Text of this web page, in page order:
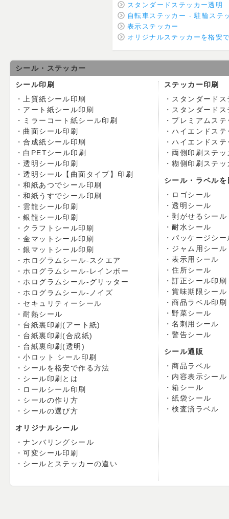
スタンダードステッカー透明
自転車ステッカー - 駐輪ステ
表示ステッカー
オリジナルステッカーを格安
シール・ステッカー
シール印刷
上質紙シール印刷
アート紙シール印刷
ミラーコート紙シール印刷
曲面シール印刷
合成紙シール印刷
白PETシール印刷
透明シール印刷
透明シール【曲面タイプ】印刷
和紙あつでシール印刷
和紙うすでシール印刷
雲龍シール印刷
銀龍シール印刷
クラフトシール印刷
金マットシール印刷
銀マットシール印刷
ホログラムシール-スクエア
ホログラムシール-レインボー
ホログラムシール-グリッター
ホログラムシール-ノイズ
セキュリティーシール
耐熱シール
台紙裏印刷(アート紙)
台紙裏印刷(合成紙)
台紙裏印刷(透明)
小ロット シール印刷
シールを格安で作る方法
シール印刷とは
ロールシール印刷
シールの作り方
シールの選び方
オリジナルシール
ナンバリングシール
可変シール印刷
シールとステッカーの違い
ステッカー印刷
スタンダード
スタンダード
プレミアムステ
ハイエンドステ
ハイエンドス
両側印刷ステッ
糊側印刷ステッ
シール・ラベル
ロゴシール
透明シール
剥がせるシール
耐水シール
パッケージシー
ジャム用シール
表示用シール
住所シール
訂正シール印刷
賞味期限シール
商品ラベル印刷
野菜シール
名刺用シール
警告シール
シール通販
商品ラベル
内容表示シール
箱シール
紙袋シール
検査済ラベル